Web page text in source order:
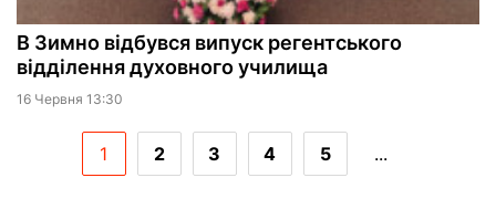
В Зимно відбувся випуск регентського
відділення духовного училища
16 Червня 13:30
1 2 3 4 5 ...